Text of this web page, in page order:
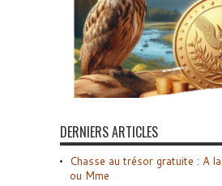
DERNIERS ARTICLES
Chasse au trésor gratuite : A
ou Mme